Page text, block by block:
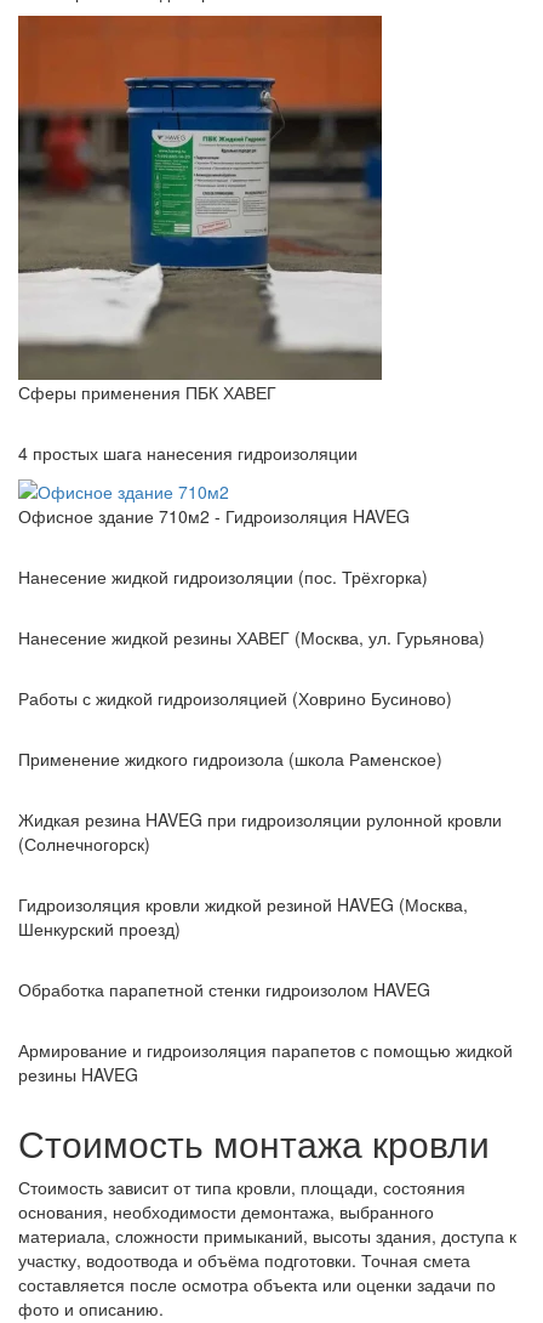
Сферы применения ПБК ХАВЕГ
4 простых шага нанесения гидроизоляции
Офисное здание 710м2 - Гидроизоляция HAVEG
Нанесение жидкой гидроизоляции (пос. Трёхгорка)
Нанесение жидкой резины ХАВЕГ (Москва, ул. Гурьянова)
Работы с жидкой гидроизоляцией (Ховрино Бусиново)
Применение жидкого гидроизола (школа Раменское)
Жидкая резина HAVEG при гидроизоляции рулонной кровли
(Солнечногорск)
Гидроизоляция кровли жидкой резиной HAVEG (Москва,
Шенкурский проезд)
Обработка парапетной стенки гидроизолом HAVEG
Армирование и гидроизоляция парапетов с помощью жидкой
резины HAVEG
Стоимость монтажа кровли
Стоимость зависит от типа кровли, площади, состояния
основания, необходимости демонтажа, выбранного
материала, сложности примыканий, высоты здания, доступа к
участку, водоотвода и объёма подготовки. Точная смета
составляется после осмотра объекта или оценки задачи по
фото и описанию.